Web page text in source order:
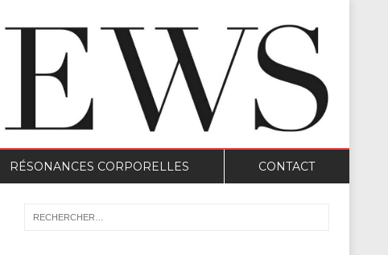
RÉSONANCES CORPORELLES CONTACT